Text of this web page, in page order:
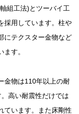
組工法)とツーバイ工
採用しています。柱や
にテクスター金物など
す。
金物は110年以上の耐
高い耐震性だけでは
ています。また床剛性